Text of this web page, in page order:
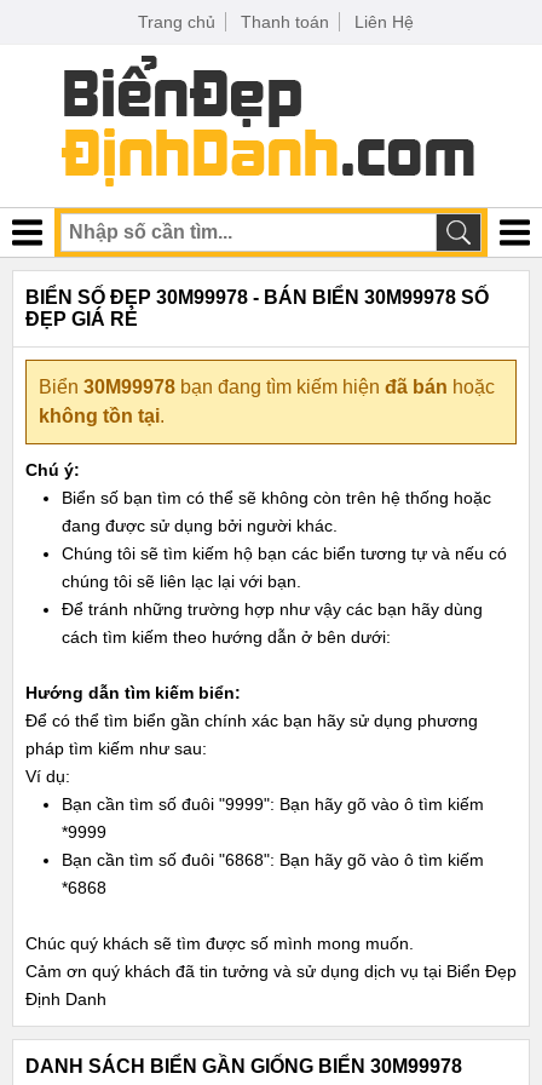
Trang chủ Thanh toán Liên Hệ
BIỂN SỐ ĐẸP 30M99978 - BÁN BIỂN 30M99978 SỐ
ĐẸP GIÁ RẺ
Biển 30M99978 bạn đang tìm kiếm hiện đã bán hoặc
không tồn tại.
Chú ý:
Biển số bạn tìm có thể sẽ không còn trên hệ thống hoặc
đang được sử dụng bởi người khác.
Chúng tôi sẽ tìm kiếm hộ bạn các biển tương tự và nếu có
chúng tôi sẽ liên lạc lại với bạn.
Để tránh những trường hợp như vậy các bạn hãy dùng
cách tìm kiếm theo hướng dẫn ở bên dưới:
Hướng dẫn tìm kiếm biển:
Để có thể tìm biển gần chính xác bạn hãy sử dụng phương
pháp tìm kiếm như sau:
Ví dụ:
Bạn cần tìm số đuôi "9999": Bạn hãy gõ vào ô tìm kiếm
*9999
Bạn cần tìm số đuôi "6868": Bạn hãy gõ vào ô tìm kiếm
*6868
Chúc quý khách sẽ tìm được số mình mong muốn.
Cảm ơn quý khách đã tin tưởng và sử dụng dịch vụ tại Biển Đẹp
Định Danh
DANH SÁCH BIỂN GẦN GIỐNG BIỂN 30M99978